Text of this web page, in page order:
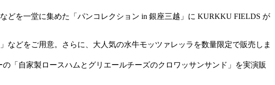
どを一堂に集めた「パンコレクション in 銀座三越」に KURKKU FIELDS が
どをご用意。さらに、大人気の水牛モッツァレッラを数量限定で販売しま
「自家製ロースハムとグリエールチーズのクロワッサンサンド」を実演販